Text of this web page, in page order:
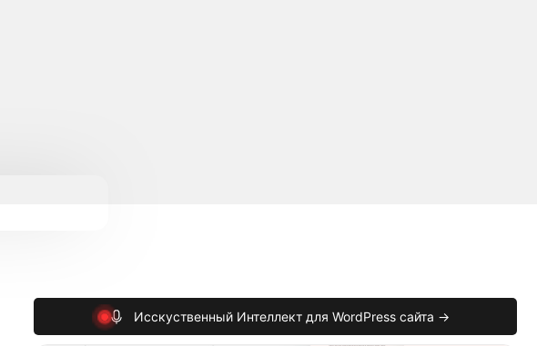
Исскуственный Интеллект для WordPress сайта →